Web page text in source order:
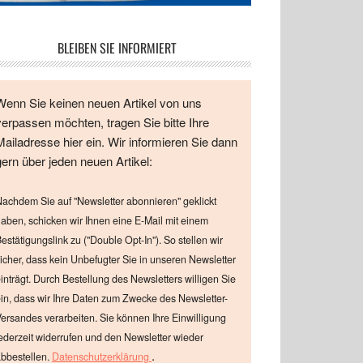
BLEIBEN SIE INFORMIERT
Sie keinen neuen Artikel von uns
möchten, tragen Sie bitte Ihre
hier ein. Wir informieren Sie dann
über jeden neuen Artikel:
Sie auf "Newsletter abonnieren" geklickt
schicken wir Ihnen eine E-Mail mit einem
zu ("Double Opt-In"). So stellen wir
dass kein Unbefugter Sie in unseren Newsletter
Durch Bestellung des Newsletters willigen Sie
dass wir Ihre Daten zum Zwecke des Newsletter-
verarbeiten. Sie können Ihre Einwilligung
widerrufen und den Newsletter wieder
Datenschutzerklärung .